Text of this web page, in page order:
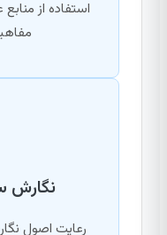
استفاده از
نگارش
رعایت اصول